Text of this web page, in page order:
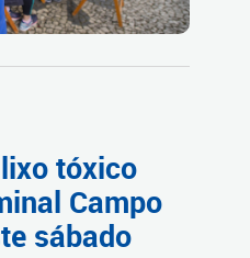
tóxico
Campo
sábado